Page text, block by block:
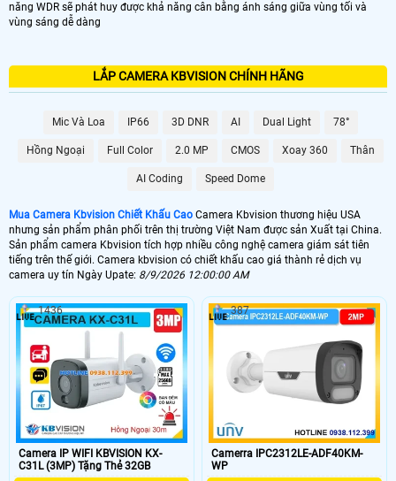
👌 CHỌN CAMERA KBVISION GIÁ RẺ CHÍNH HÃNG
phí đầu tư của khách hàng, sau đây là các sản phẩm được ưa chộng của sản
4500,000 VNĐ
🥉 Lắp Camera KBvision Có Thu Âm
580,000 VNĐ
🏠 Camera Kbvision FULL Color
595,000 VNĐ
🆗 Camera IP KBVISION Siêu Nét
680,000 VNĐ
Camera kbvisioncó nhiều mẫu để khách hàng lựa chọn những sản phẩm phù
hợp vói nhu cầu sử dụng của mình. Với chính sách bán hàng chiết khấu cao
An Thành Phát luôn mang đến khách hàng những sản phẩm chất lượng dịch
vụ tốt nhất, Tham khảo thêm các sản phẩm chính hãng Kbvision Bên Dưới.
năng WDR sẽ phát huy được khả năng cân bằng ánh sáng giữa vùng tối và
vùng sáng dễ dàng
LẮP CAMERA KBVISION CHÍNH HÃNG
Mic Và Loa IP66 3D DNR AI Dual Light 78°
Hồng Ngoại Full Color 2.0 MP CMOS Xoay 360 Thân
AI Coding Speed Dome
Mua Camera Kbvision Chiết Khấu Cao Camera Kbvision thương hiệu USA
nhưng sản phẩm phân phối trên thị trường Việt Nam được sản Xuất tại China.
Sản phẩm camera Kbvision tích hợp nhiều công nghệ camera giám sát tiên
tiếng trên thế giới. Camera kbvision có chiết khấu cao giá thành rẻ dịch vụ
camera uy tín Ngày Upate: 8/9/2026 12:00:00 AM
Camera IP WIFI KBVISION KX-
C31L (3MP) Tặng Thẻ 32GB
1436
Camerra IPC2312LE-ADF40KM-
WP
387